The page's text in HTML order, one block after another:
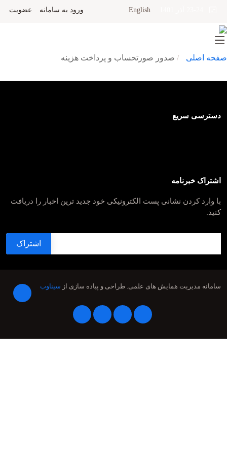
English ورود به سامانه عضویت
صفحه اصلی صدور صورتحساب و پرداخت هزینه
دسترسی سریع
اشتراک خبرنامه
با وارد کردن نشانی پست الکترونیکی خود جدید ترین اخبار را دریافت
کنید.
سامانه مدیریت همایش های علمی. طراحی و پیاده سازی از سیناوب